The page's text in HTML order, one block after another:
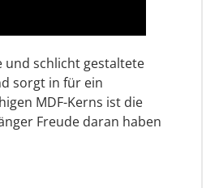
und schlicht gestaltete
sorgt in für ein
MDF-Kerns ist die
Freude daran haben